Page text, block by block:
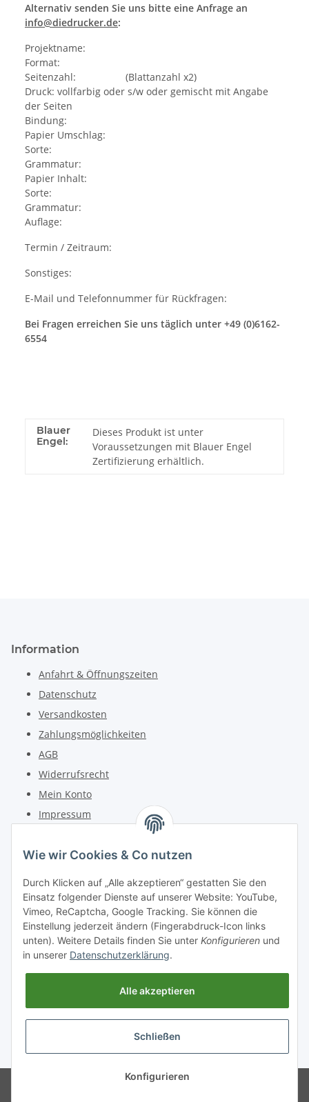
Alternativ senden Sie uns bitte eine Anfrage an
info@diedrucker.de:
Projektname:
Format:
Seitenzahl: (Blattanzahl x2)
Druck: vollfarbig oder s/w oder gemischt mit Angabe
der Seiten
Bindung:
Papier Umschlag:
Sorte:
Grammatur:
Papier Inhalt:
Sorte:
Grammatur:
Auflage:
Termin / Zeitraum:
Sonstiges:
E-Mail und Telefonnummer für Rückfragen:
Bei Fragen erreichen Sie uns täglich unter +49 (0)6162-
6554
Blauer
Engel:
Dieses Produkt ist unter
Voraussetzungen mit Blauer Engel
Zertifizierung erhältlich.
Wie wir Cookies & Co nutzen
Durch Klicken auf „Alle akzeptieren“ gestatten Sie den
Einsatz folgender Dienste auf unserer Website: YouTube,
Vimeo, ReCaptcha, Google Tracking. Sie können die
Einstellung jederzeit ändern (Fingerabdruck-Icon links
unten). Weitere Details finden Sie unter Konfigurieren und
in unserer Datenschutzerklärung.
Alle akzeptieren
Schließen
Konfigurieren
Information
Anfahrt & Öffnungszeiten
Datenschutz
Versandkosten
Zahlungsmöglichkeiten
AGB
Widerrufsrecht
Mein Konto
Impressum
Telefon: +49 (0) 6162 5554
Fax: +49 (0) 6162 5220
Email: info@diedrucker.de
Freiherr-vom-Stein-Straße 4
D-64354 Reinheim
Vertrag widerrufen
* Alle Preise inkl. gesetzlicher USt., zzgl.